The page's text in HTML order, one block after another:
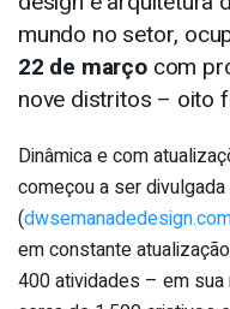
mundo no setor,
22 de marçocom
nove distritos – oito
Dinâmica e com
começou a ser
(
em constante
400 atividades – em